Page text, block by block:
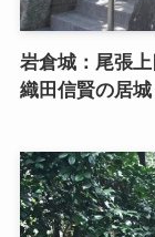
岩倉城：尾張
織田信賢の居城